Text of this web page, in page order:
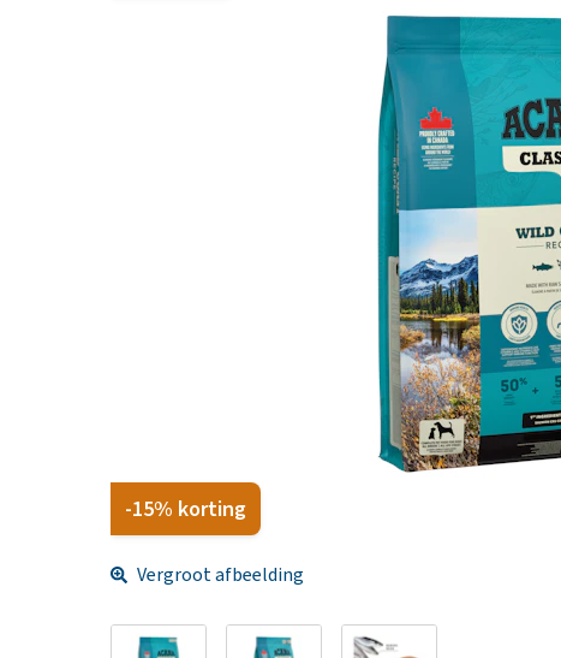
Hypoallergeen voer
Biologisch
Vegan hondenvoer
Snacks
Bekijk alles
-15% korting
Vergroot afbeelding